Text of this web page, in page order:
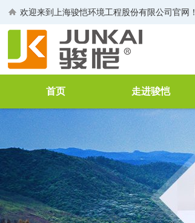
欢迎来到 上海骏恺环境工程股份有限公司官网！
首页 走进骏恺
生产线
荣誉证书
企业文化